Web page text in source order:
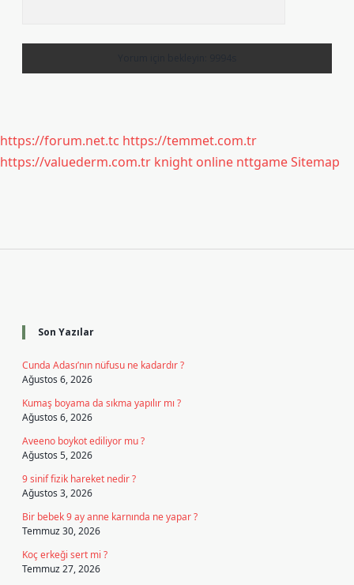
https://forum.net.tc https://temmet.com.tr
https://valuederm.com.tr knight online nttgameSitemap
Son Yazılar
Cunda Adası’nın nüfusu ne kadardır ?
Ağustos 6, 2026
Kumaş boyama da sıkma yapılır mı ?
Ağustos 6, 2026
Aveeno boykot ediliyor mu ?
Ağustos 5, 2026
9 sinif fizik hareket nedir ?
Ağustos 3, 2026
Bir bebek 9 ay anne karnında ne yapar ?
Temmuz 30, 2026
Koç erkeği sert mi ?
Temmuz 27, 2026